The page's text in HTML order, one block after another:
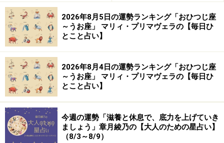
2026年8月5日の運勢ランキング「おひつじ座
～うお座」 マリィ・プリマヴェラの【毎日ひ
とこと占い】
2026年8月4日の運勢ランキング「おひつじ座
～うお座」 マリィ・プリマヴェラの【毎日ひ
とこと占い】
今週の運勢「滋養と休息で、底力を上げていき
ましょう」章月綾乃の【大人のための星占い】
（8/3～8/9）